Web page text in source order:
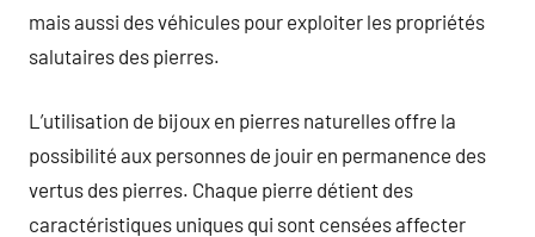
mais aussi des véhicules pour exploiter les propriétés
salutaires des pierres.
L’utilisation de bijoux en pierres naturelles offre la
possibilité aux personnes de jouir en permanence des
vertus des pierres. Chaque pierre détient des
caractéristiques uniques qui sont censées affecter